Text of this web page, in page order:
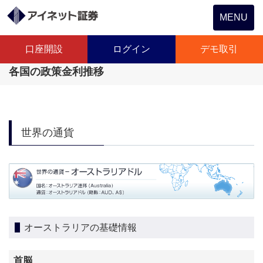
Toggle
navigation
MENU
口座開設 ログイン デモ取引
各国の政策金利推移
世界の通貨
オーストラリアの基礎情報
首脳